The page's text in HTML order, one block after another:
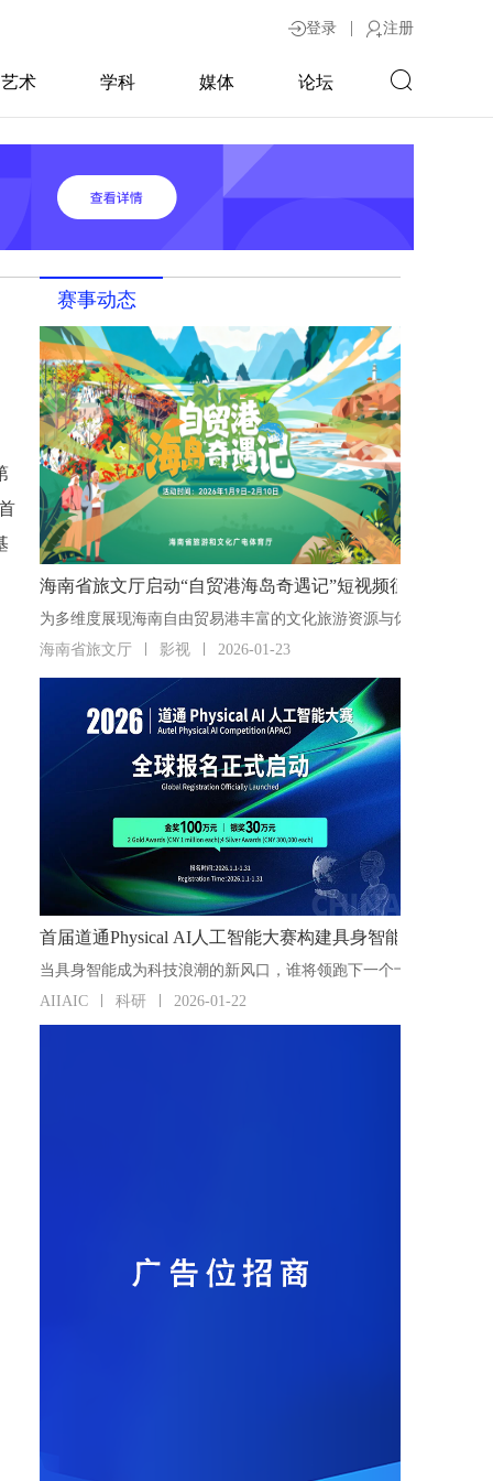
登录 | 注册
艺术 学科 媒体 论坛
赛事动态
海南省旅文厅启动“自贸港海岛奇遇记”短视频征集活动
海南省旅文厅 影视 2026-01-23
首届道通Physical AI人工智能大赛构建具身智能“人才朋友
AIIAIC 科研 2026-01-22